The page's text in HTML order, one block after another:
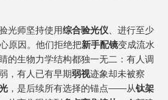
光师坚持使用综合验光仪 、进行至少
原因。他们拒绝把新手配镜变成流水
的生物力学结构都独一无二：有人调
，有人已有早期弱视迹象却未被察
，是后续所有选择的锚点——从钛架